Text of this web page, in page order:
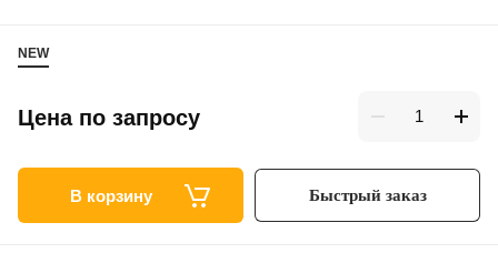
NEW
Цена по запросу
В корзину Быстрый заказ